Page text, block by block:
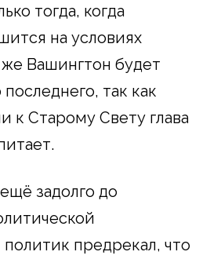
тогда, когда
на условиях
Вашингтон будет
так как
к Старому Свету глава
задолго до
предрекал, что